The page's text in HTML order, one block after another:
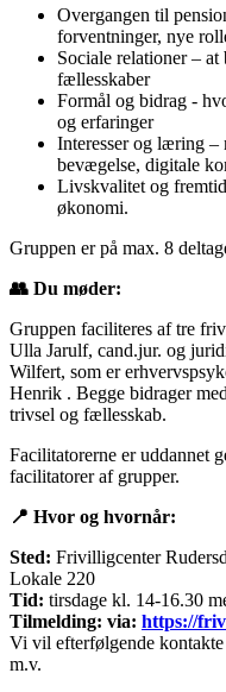
Overgangen til
forventninger, nye
Sociale relationer –
fællesskaber
Formål og bidrag -
og erfaringer
Interesser og læring
bevægelse, digitale
Livskvalitet og
økonomi.
Gruppen er på max. 8
👥 Du møder:
Gruppen faciliteres af tre
Ulla Jarulf, cand.jur. og
Wilfert, som er
Henrik . Begge bidrager
trivsel og fællesskab.
Facilitatorerne er uddannet
facilitatorer af grupper.
📍 Hvor og hvornår:
Sted: Frivilligcenter
Lokale 220
Tid: tirsdage kl. 14-16.30
Tilmelding: via: https://
Vi vil efterfølgende
m.v.